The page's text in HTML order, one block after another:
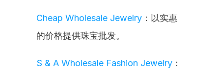
Cheap Wholesale Jewelry ：以实惠
的价格提供珠宝批发。
S & A Wholesale Fashion Jewelry ：